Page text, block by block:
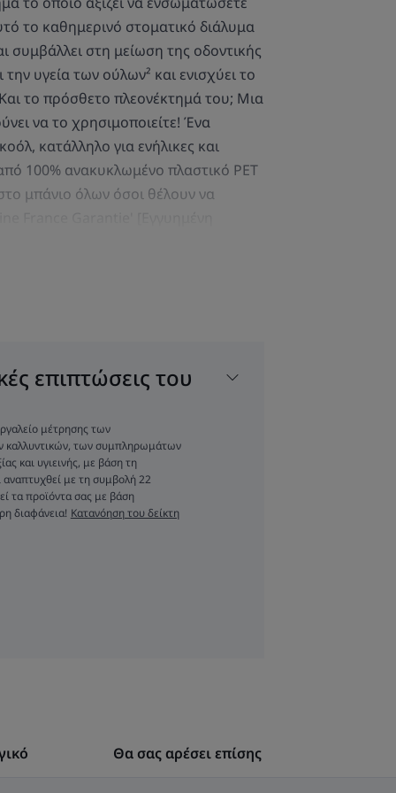
το καθημερινό στοματικό διάλυμα
συμβάλλει στη μείωση της οδοντικής
υγεία των ούλων² και ενισχύει το
το πρόσθετο πλεονέκτημά του; Μια
να το χρησιμοποιείτε! Ένα
κατάλληλο για ενήλικες και
100% ανακυκλωμένο πλαστικό PET
μπάνιο όλων όσοι θέλουν να
ΕΙΔΙΚΌ ΜΑΣ
δοντιών σας
βήμα για την
σας
τα στοματικά
αποδειχθεί
στην
που είναι
επιπτώσεις του
μέτρησης των
καλλυντικών, των συμπληρωμάτων
και υγιεινής, με βάση τη
αναπτυχθεί με τη συμβολή 22
τα προϊόντα σας με βάση
διαφάνεια! Κατανόηση του δείκτη
Θα σας αρέσει επίσης